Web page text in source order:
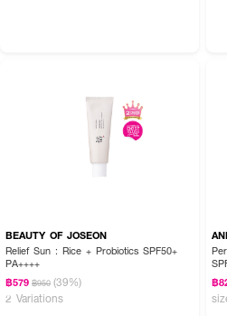
ทา KA UV Whitening Soft Cream SPF
BEAUTY OF JOSEON
Relief Sun : Rice + Probiotics SPF50+
PA++++
฿579 ฿950 (39%)
2 Variations
฿